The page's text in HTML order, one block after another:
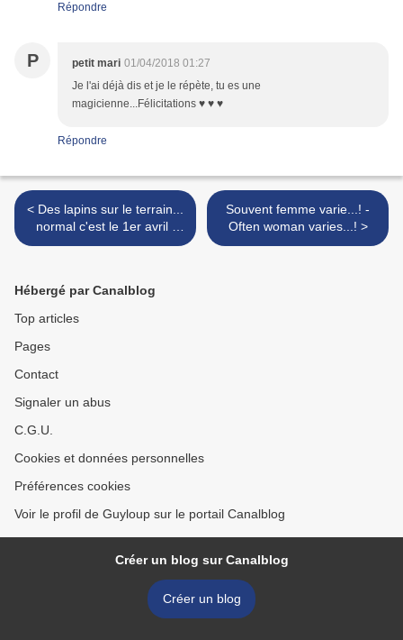
Répondre
P petit mari 01/04/2018 01:27
Je l'ai déjà dis et je le répète, tu es une
magicienne...Félicitations ♥ ♥ ♥
Répondre
< Des lapins sur le terrain...
normal c'est le 1er avril !
Rabbits on the ground.. ...
Souvent femme varie...! -
Often woman varies...! >
Hébergé par Canalblog
Top articles
Pages
Contact
Signaler un abus
C.G.U.
Cookies et données personnelles
Préférences cookies
Voir le profil de Guyloup sur le portail Canalblog
Créer un blog sur Canalblog
Créer un blog